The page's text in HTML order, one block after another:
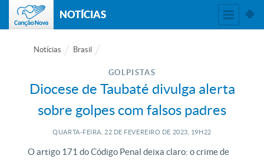
NOTÍCIAS
Notícias Brasil
GOLPISTAS
Diocese de Taubaté divulga alerta
sobre golpes com falsos padres
QUARTA-FEIRA, 22 DE FEVEREIRO DE 2023, 19H22
O artigo 171 do Código Penal deixa claro: o crime de